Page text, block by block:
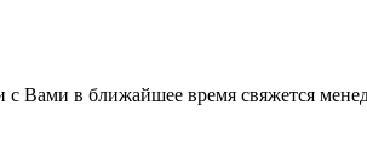
с Вами в ближайшее время свяжется